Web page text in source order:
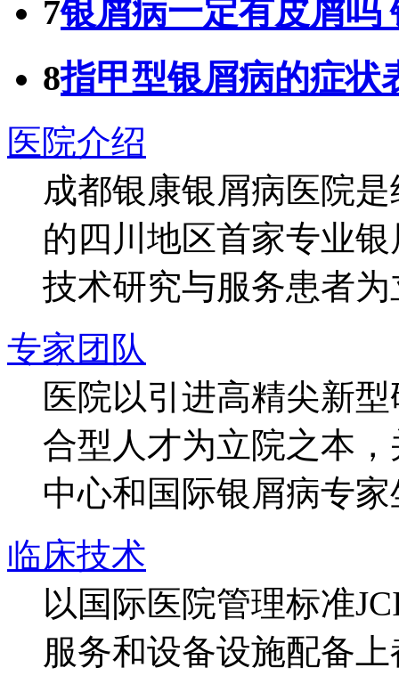
7银屑病一定有皮屑吗
8指甲型银屑病的症状
医院介绍
成都银康银屑病医院
的四川地区首家专业
技术研究与服务患者
专家团队
医院以引进高精尖新
合型人才为立院之本
中心和国际银屑病专
临床技术
以国际医院管理标准
服务和设备设施配备